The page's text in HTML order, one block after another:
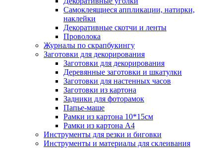
Самоклеящиеся аппликации, натирки,
наклейки
Декоративные скотчи и ленты
Проволока
Журналы по скрапбукингу
Заготовки для декорирования
Заготовки для декорирования
Деревянные заготовки и шкатулки
Заготовки для настенных часов
Заготовки из картона
Задники для фоторамок
Папье-маше
Рамки из картона 10*15см
Рамки из картона А4
Инструменты для резки и биговки
Инструменты и материалы для склеивания